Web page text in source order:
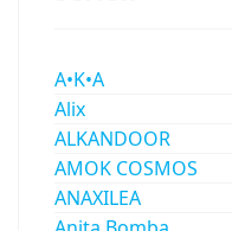
A•K•A
Alix
ALKANDOOR
AMOK COSMOS
ANAXILEA